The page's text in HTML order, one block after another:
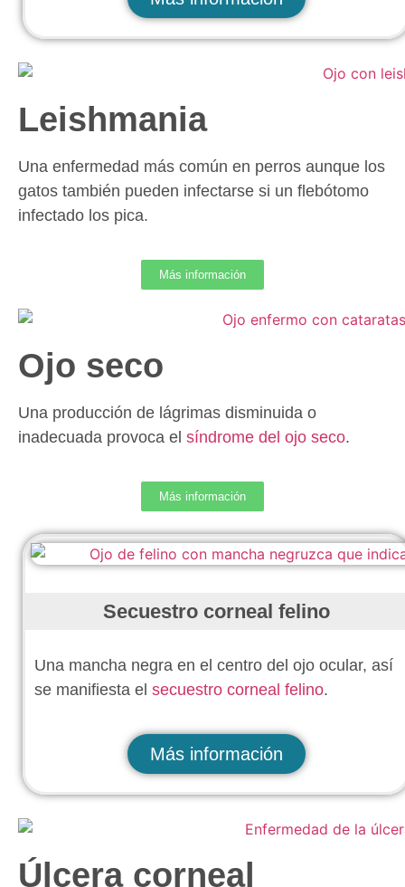
Leishmania
Una enfermedad más común en perros aunque los
gatos también pueden infectarse si un flebótomo
infectado los pica.
Más información
Ojo seco
Una producción de lágrimas disminuida o
inadecuada provoca el síndrome del ojo seco.
Más información
Secuestro corneal felino
Una mancha negra en el centro del ojo ocular, así
se manifiesta el secuestro corneal felino.
Más información
Úlcera corneal